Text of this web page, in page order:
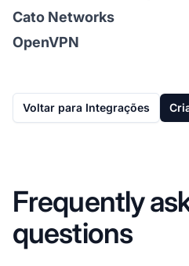
Cato Networks
OpenVPN
Voltar para Integrações
Frequently
questions